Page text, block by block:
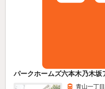
パークホームズ六本木乃木
青山一丁